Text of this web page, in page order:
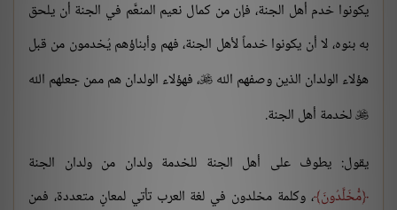
يكونوا خدم أهل الجنة، فإن من كمال نعيم المنعَّم في الجنة أن يلحق
به بنوه، لا أن يكونوا خدماً لأهل الجنة، فهم وأبناؤهم يُخدمون من قبل
هؤلاء الولدان الذين وصفهم الله ، فهؤلاء الولدان هم ممن جعلهم الله
 لخدمة أهل الجنة.
يقول: يطوف على أهل الجنة للخدمة ولدان من ولدان الجنة
مُّخَلَّدُونَ ، وكلمة مخلدون في لغة العرب تأتي لمعانٍ متعددة، فمن